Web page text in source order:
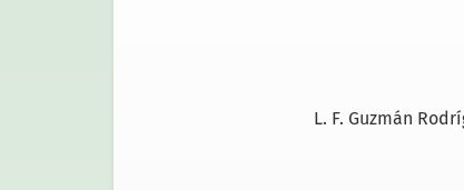
L. F. Guzmán